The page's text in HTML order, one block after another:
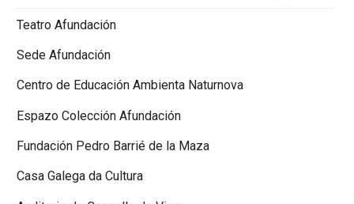
Teatro Afundación
Sede Afundación
Centro de Educación Ambienta Naturnova
Espazo Colección Afundación
Fundación Pedro Barrié de la Maza
Casa Galega da Cultura